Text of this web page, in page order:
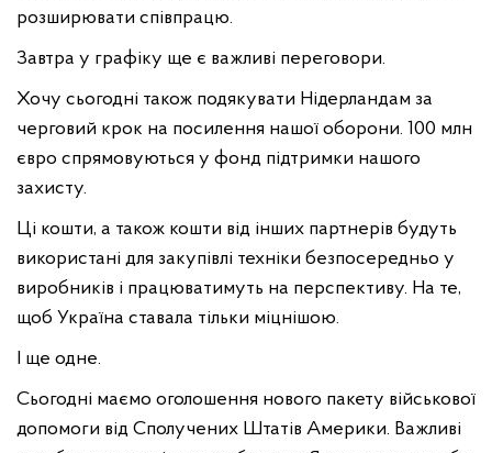
розширювати співпрацю.
Завтра у графіку ще є важливі переговори.
Хочу сьогодні також подякувати Нідерландам за
черговий крок на посилення нашої оборони. 100 млн
євро спрямовуються у фонд підтримки нашого
захисту.
Ці кошти, а також кошти від інших партнерів будуть
використані для закупівлі техніки безпосередньо у
виробників і працюватимуть на перспективу. На те,
щоб Україна ставала тільки міцнішою.
І ще одне.
Сьогодні маємо оголошення нового пакету військової
допомоги від Сполучених Штатів Америки. Важливі